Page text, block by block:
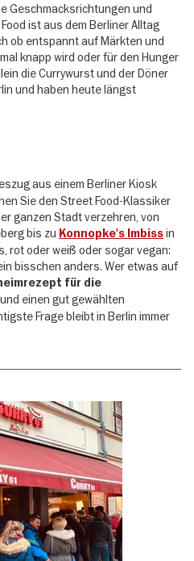
Geschmacksrichtungen und
ist aus dem Berliner Alltag
ob entspannt auf Märkten und
knapp wird oder für den Hunger
die Currywurst und der Döner
und haben heute längst
aus einem Berliner Kiosk
Sie den Street Food-Klassiker
ganzen Stadt verzehren, von
bis zu Konnopke's Imbissin
rot oder weiß oder sogar vegan:
bisschen anders. Wer etwas auf
für die
und einen gut gewählten
Frage bleibt in Berlin immer